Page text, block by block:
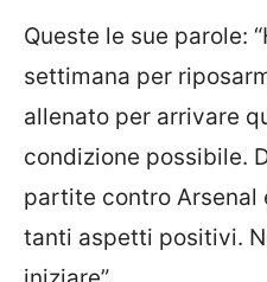
Queste le sue parole:
settimana per
allenato per arrivare
condizione possibile.
partite contro Arsenal
tanti aspetti positivi.